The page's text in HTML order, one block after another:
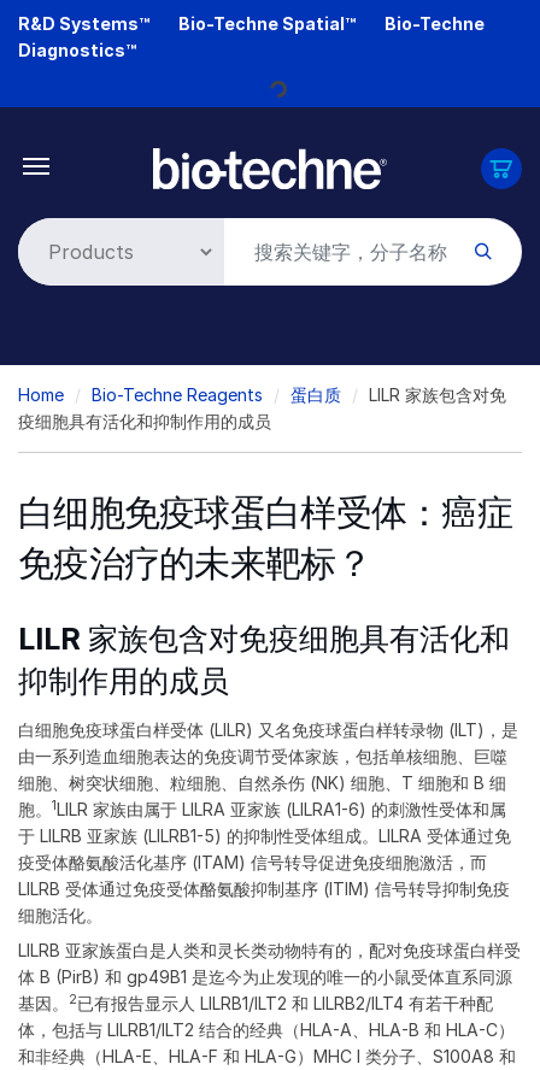
Skip
R&D Systems™ Bio-Techne Spatial™
Bio-Techne
Diagnostics™
Loading...
Breadcrumb
Home Bio-Techne Reagents 蛋白质
LILR 家族包含对免
疫细胞具有活化和抑制作用的成员
白细胞免疫球蛋白样受体：癌症
免疫治疗的未来靶标？
LILR 家族包含对免疫细胞具有活化和
抑制作用的成员
白细胞免疫球蛋白样受体 (LILR) 又名免疫球蛋白样转录物 (ILT)，是
由一系列造血细胞表达的免疫调节受体家族，包括单核细胞、巨噬
细胞、树突状细胞、粒细胞、自然杀伤 (NK) 细胞、T 细胞和 B 细
胞。
1LILR 家族由属于 LILRA 亚家族 (LILRA1-6) 的刺激性受体和属
于 LILRB 亚家族 (LILRB1-5) 的抑制性受体组成。LILRA 受体通过免
疫受体酪氨酸活化基序 (ITAM) 信号转导促进免疫细胞激活，而
LILRB 受体通过免疫受体酪氨酸抑制基序 (ITIM) 信号转导抑制免疫
细胞活化。
LILRB 亚家族蛋白是人类和灵长类动物特有的，配对免疫球蛋白样受
体 B (PirB) 和 gp49B1 是迄今为止发现的唯一的小鼠受体直系同源
基因。
2已有报告显示人 LILRB1/ILT2 和 LILRB2/ILT4 有若干种配
体，包括与 LILRB1/ILT2 结合的经典（HLA-A、HLA-B 和 HLA-C）
和非经典（HLA-E、HLA-F 和 HLA-G）MHC I 类分子、S100A8 和